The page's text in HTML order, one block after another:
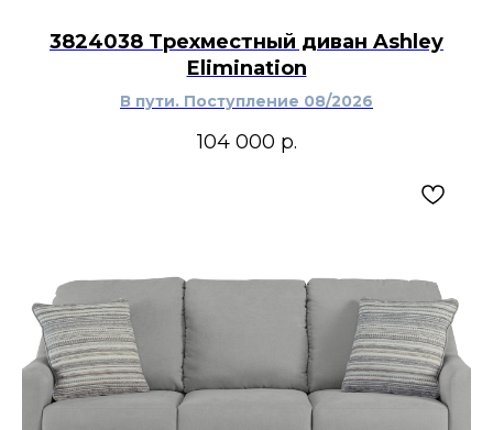
3824038 Трехместный диван Ashley
Elimination
В пути. Поступление 08/2026
104 000 р.